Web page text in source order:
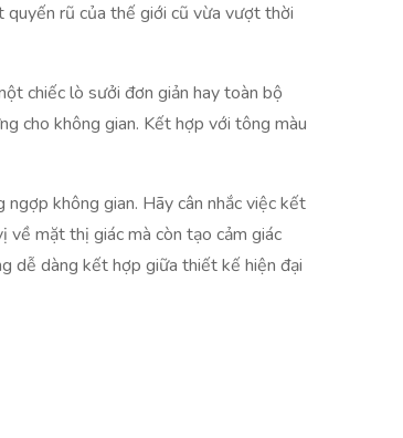
quyến rũ của thế giới cũ vừa vượt thời
chiếc lò sưởi đơn giản hay toàn bộ
cho không gian. Kết hợp với tông màu
không gian. Hãy cân nhắc việc kết
về mặt thị giác mà còn tạo cảm giác
dễ dàng kết hợp giữa thiết kế hiện đại